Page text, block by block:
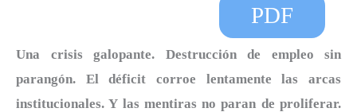
PDF
Una crisis galopante. Destrucción de empleo sin
parangón. El déficit corroe lentamente las arcas
institucionales. Y las mentiras no paran de proliferar.